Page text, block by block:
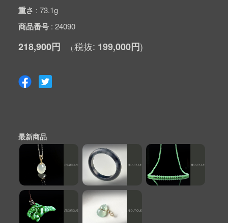
重さ 73.1g
商品番号 24090
218,900円 199,000円
最新商品